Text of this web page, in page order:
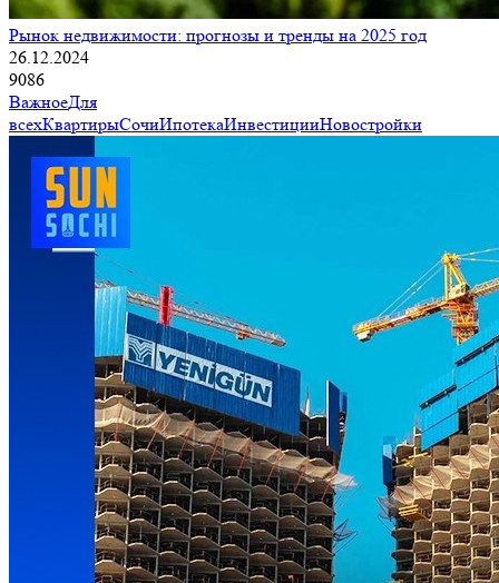
Рынок недвижимости: прогнозы и тренды на 2025 год
26.12.2024
9086
ВажноеДля
всехКвартирыСочиИпотекаИнвестицииНовостройки